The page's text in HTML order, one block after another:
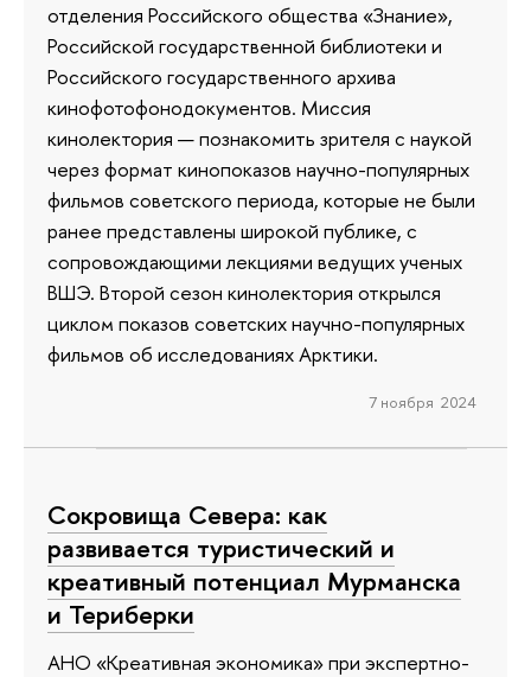
отделения Российского общества «Знание»,
Российской государственной библиотеки и
Российского государственного архива
кинофотофонодокументов. Миссия
кинолектория — познакомить зрителя с наукой
через формат кинопоказов научно-популярных
фильмов советского периода, которые не были
ранее представлены широкой публике, с
сопровождающими лекциями ведущих ученых
ВШЭ. Второй сезон кинолектория открылся
циклом показов советских научно-популярных
фильмов об исследованиях Арктики.
7 ноября 2024
Сокровища Cевера: как
развивается туристический и
креативный потенциал Мурманска
и Териберки
АНО «Креативная экономика» при экспертно-